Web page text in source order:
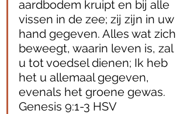
aardbodem kruipt en bij alle
vissen in de zee; zij zijn in uw
hand gegeven. Alles wat zich
beweegt, waarin leven is, zal
u tot voedsel dienen; Ik heb
het u allemaal gegeven,
evenals het groene gewas.
Genesis 9:1‭-‬3 HSV